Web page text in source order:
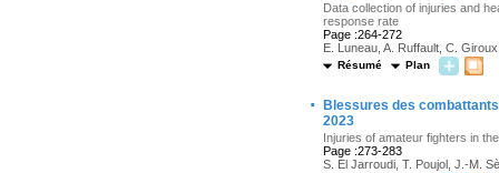
Data collection of injuries and
response rate
Page :264-272
E. Luneau, A. Ruffault, C.
Résumé Plan
·
Blessures des
2023
Injuries of amateur fighters in
Page :273-283
S. El Jarroudi, T. Poujol, J.-M.